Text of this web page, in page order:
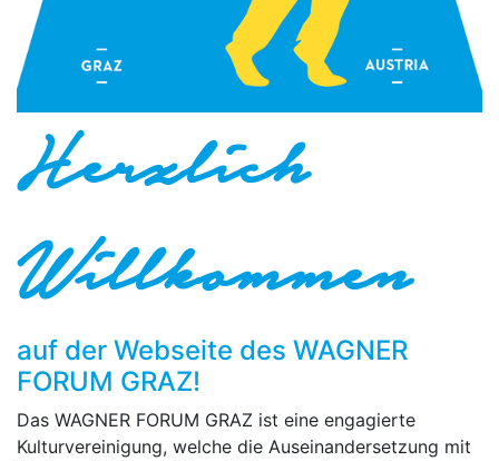
Herzlich
Willkommen
auf der Webseite des WAGNER
FORUM GRAZ!
Das WAGNER FORUM GRAZ ist eine engagierte
Kulturvereinigung, welche die Auseinandersetzung mit